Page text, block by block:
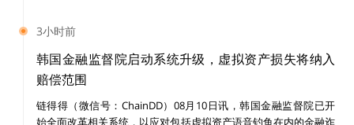
NFT
何证券，未发布初步招股说明书。此次撤回并非 SEC 拒绝相关 ETF
申请，文件未披露背后原因。 截至 8 月 8 日，灰度提交的
Bittensor、Aave、BNB、NEAR 和 Zcash 等山寨币 ETF 申请仍处
于初步阶段。此前，灰度 Avalanche Staking ETF 和 Hyperliquid
Staking ETF 注册声明已分别于今年 3 月和 6 月生效。但注册声明
生效本身并不代表产品已经开始交易。
3小时前
韩国金融监督院启动系统升级，虚拟资产损失将纳入
赔偿范围
链得得（微信号：ChainDD）08月10日讯，韩国金融监督院已开
始全面改革相关系统，以应对包括虚拟资产语音钓鱼在内的金融诈